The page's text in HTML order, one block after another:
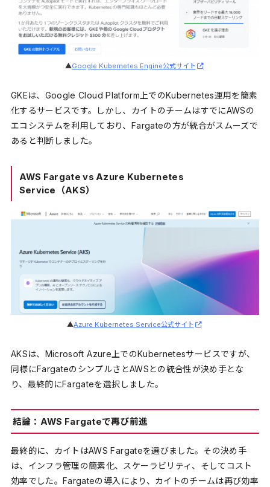
▲Google Kubernetes Engine公式サイト
GKEは、Google Cloud Platform上でのKubernetes運用を簡素
化するサービスです。しかし、カイトのチームはすでにAWSの
エコシステムを利用しており、Fargateの方が統合がスムーズで
あると判断しました。
AWS Fargate vs Azure Kubernetes
Service（AKS）
▲Azure Kubernetes Service公式サイト
AKSは、Microsoft Azure上でのKubernetesサービスですが、
同様にFargateのシンプルさとAWSとの統合性が決め手とな
り、最終的にFargateを選択しました。
結論：AWS Fargateで再び前進
最終的に、カイトはAWS Fargateを選びました。その決め手
は、インフラ管理の簡素化、スケーラビリティ、そしてコスト
効率でした。Fargateの導入により、カイトのチームは再び効率